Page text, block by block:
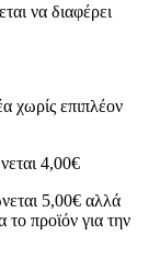
να διαφέρει
χωρίς επιπλέον
4,00€
5,00€ αλλά
το προϊόν για την